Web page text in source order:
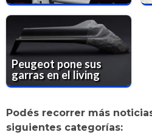
Peugeot pone sus
garras en el living
Podés recorrer más
siguientes categorías: